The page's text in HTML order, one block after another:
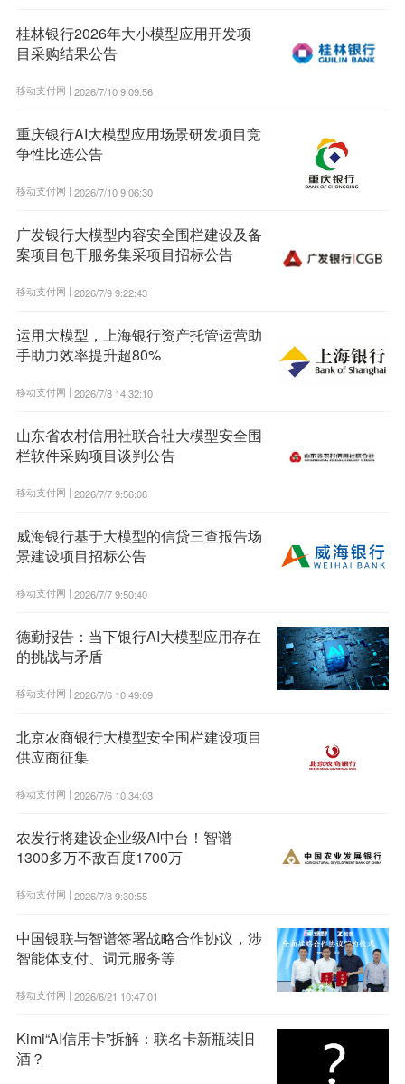
桂林银行2026年大小模型应用开发项
目采购结果公告
移动支付网 | 2026/7/10 9:09:56
重庆银行AI大模型应用场景研发项目竞
争性比选公告
移动支付网 | 2026/7/10 9:06:30
广发银行大模型内容安全围栏建设及备
案项目包干服务集采项目招标公告
移动支付网 | 2026/7/9 9:22:43
运用大模型，上海银行资产托管运营助
手助力效率提升超80%
移动支付网 | 2026/7/8 14:32:10
山东省农村信用社联合社大模型安全围
栏软件采购项目谈判公告
移动支付网 | 2026/7/7 9:56:08
威海银行基于大模型的信贷三查报告场
景建设项目招标公告
移动支付网 | 2026/7/7 9:50:40
德勤报告：当下银行AI大模型应用存在
的挑战与矛盾
移动支付网 | 2026/7/6 10:49:09
北京农商银行大模型安全围栏建设项目
供应商征集
移动支付网 | 2026/7/6 10:34:03
农发行将建设企业级AI中台！智谱
1300多万不敌百度1700万
移动支付网 | 2026/7/8 9:30:55
中国银联与智谱签署战略合作协议，涉
智能体支付、词元服务等
移动支付网 | 2026/6/21 10:47:01
Kimi“AI信用卡”拆解：联名卡新瓶装旧
酒？